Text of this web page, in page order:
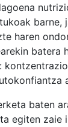
haren
batera
baten
egiten